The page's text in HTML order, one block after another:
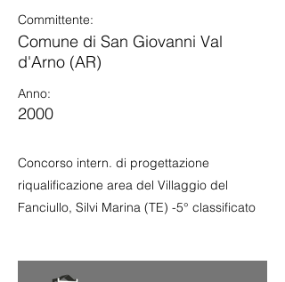
Committente:
Comune di San Giovanni Val
d'Arno (AR)
Anno:
2000
Concorso intern. di progettazione
riqualificazione area del Villaggio del
Fanciullo, Silvi Marina (TE) -5° classificato